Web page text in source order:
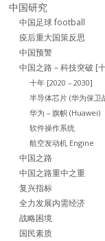
中国研究
中国足球 football
疫后重大国策反思
中国预警
中国之路 – 科技突破 [
十年 [2020 – 2030]
半导体芯片 (华为保卫
华为 – 旗帜 (Huawei)
软件操作系统
航空发动机 Engine
中国之路
中国之路重中之重
复兴指标
全力发展内需经济
战略困境
国民素质